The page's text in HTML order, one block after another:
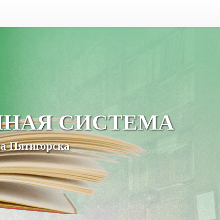
СИСТЕМА
Пятигорска